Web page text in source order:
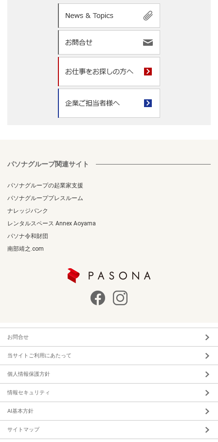
パソナグループ関連サイト
パソナグループの起業家支援
パソナグループプレスルーム
ナレッジバンク
レンタルスペース Annex Aoyama
パソナ令和財団
南部靖之.com
お問合せ
当サイトご利用にあたって
個人情報保護方針
情報セキュリティ
AI基本方針
サイトマップ